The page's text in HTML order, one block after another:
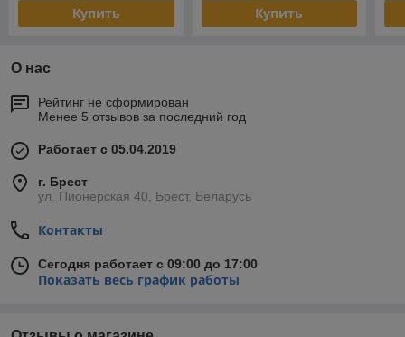
Купить Купить
О нас
Рейтинг не сформирован
Менее 5 отзывов за последний год
Работает с 05.04.2019
г. Брест
ул. Пионерская 40, Брест, Беларусь
Контакты
Сегодня работает с 09:00 до 17:00
Показать весь график работы